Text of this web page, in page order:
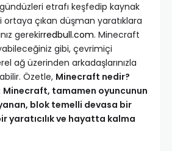
etrafı keşfedip kaynak
çıkan düşman yaratıklara
gerekirredbull.com. Minecraft
gibi, çevrimiçi
ağ üzerinden arkadaşlarınızla
Özetle, Minecraft nedir?
Minecraft, tamamen oyuncunun
blok temelli devasa bir
yaratıcılık ve hayatta kalma